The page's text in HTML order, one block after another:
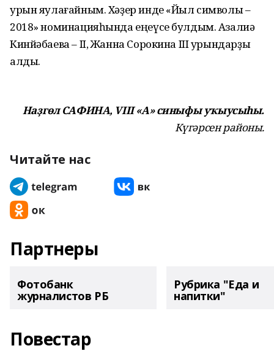
урын яулағайным. Хәҙер инде «Йыл символы –
2018» номинацияһында еңеүсе булдым. Азалиә
Кинйәбаева – II, Жанна Сорокина III урындарҙы
алды.
Наҙгөл САФИНА, VIII «А» синыфы уҡыусыһы.
Күгәрсен районы.
Читайте нас
Партнеры
Фотобанк
журналистов РБ
Рубрика "Еда и
напитки"
Повестар